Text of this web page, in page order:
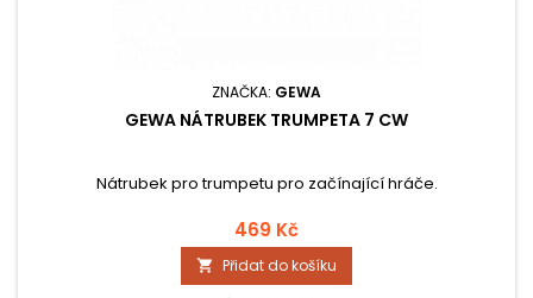
ZNAČKA: GEWA
GEWA NÁTRUBEK TRUMPETA 7 CW
Nátrubek pro trumpetu pro začínající hráče.
469 Kč
 Přidat do košíku